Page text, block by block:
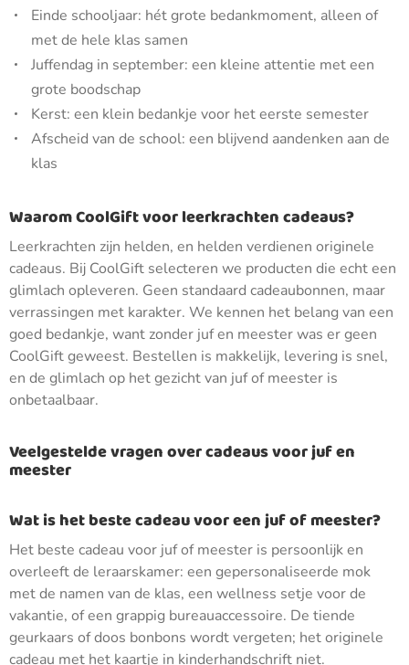
Einde schooljaar: hét grote bedankmoment, alleen of
met de hele klas samen
Juffendag in september: een kleine attentie met een
grote boodschap
Kerst: een klein bedankje voor het eerste semester
Afscheid van de school: een blijvend aandenken aan de
klas
Waarom CoolGift voor leerkrachten cadeaus?
Leerkrachten zijn helden, en helden verdienen originele
cadeaus. Bij CoolGift selecteren we producten die echt een
glimlach opleveren. Geen standaard cadeaubonnen, maar
verrassingen met karakter. We kennen het belang van een
goed bedankje, want zonder juf en meester was er geen
CoolGift geweest. Bestellen is makkelijk, levering is snel,
en de glimlach op het gezicht van juf of meester is
onbetaalbaar.
Veelgestelde vragen over cadeaus voor juf en
meester
Wat is het beste cadeau voor een juf of meester?
Het beste cadeau voor juf of meester is persoonlijk en
overleeft de leraarskamer: een gepersonaliseerde mok
met de namen van de klas, een wellness setje voor de
vakantie, of een grappig bureauaccessoire. De tiende
geurkaars of doos bonbons wordt vergeten; het originele
cadeau met het kaartje in kinderhandschrift niet.